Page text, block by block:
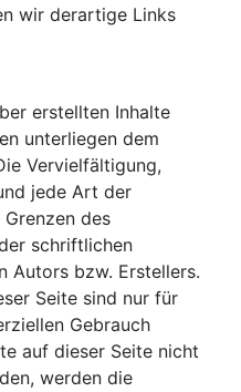
wir derartige Links
erstellten Inhalte
unterliegen dem
Vervielfältigung,
jede Art der
des
schriftlichen
Autors bzw. Erstellers.
Seite sind nur für
Gebrauch
auf dieser Seite nicht
werden die